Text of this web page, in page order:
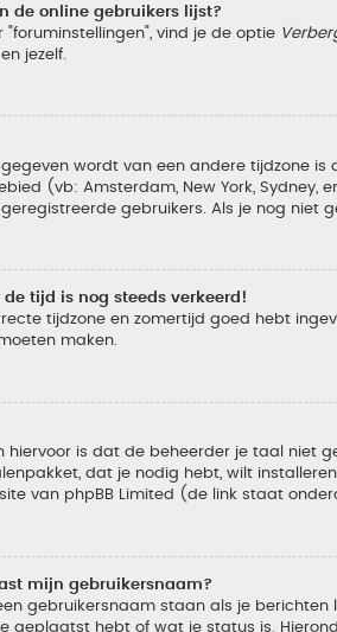
de online gebruikers lijst?
vind je de optie
jezelf.
wordt van een andere tijdzone
(vb: Amsterdam, New York, Sydney,
gebruikers. Als je nog niet
tijd is nog steeds verkeerd!
tijdzone en zomertijd goed hebt
maken.
hiervoor is dat de beheerder je taal
dat je nodig hebt, wilt
van phpBB Limited (de link staat
mijn gebruikersnaam?
gebruikersnaam staan als je
geplaatst hebt of wat je status is.